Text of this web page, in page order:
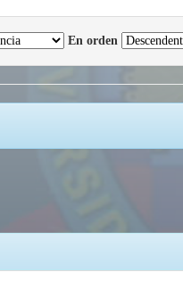
En orden